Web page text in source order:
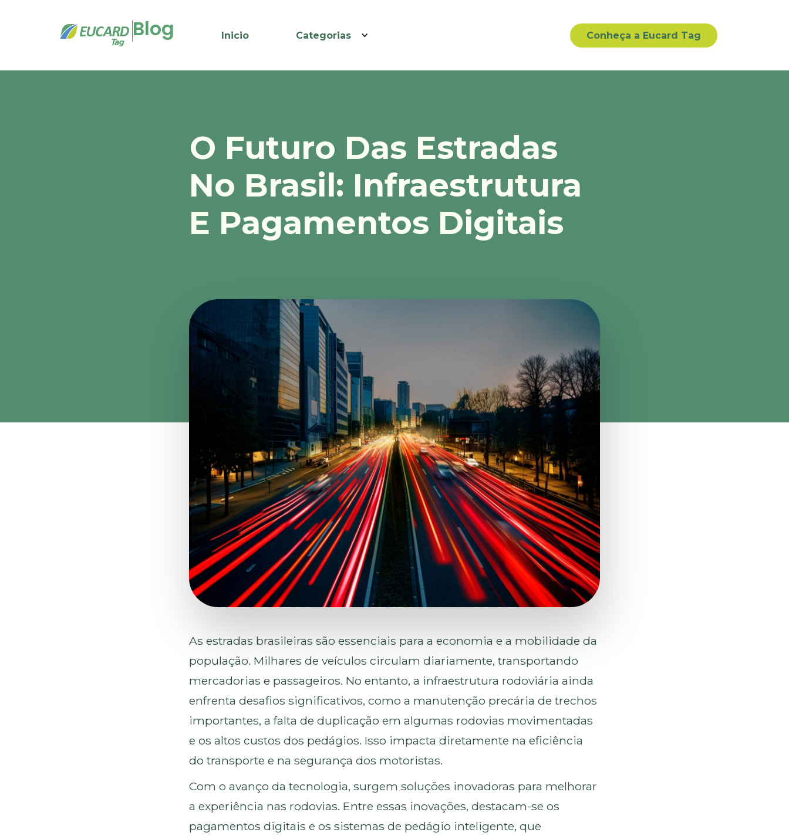
Blog Inicio Categorias Conheça a Eucard Tag
O Futuro Das Estradas
No Brasil: Infraestrutura
E Pagamentos Digitais
As estradas brasileiras são essenciais para a economia e a mobilidade da
população. Milhares de veículos circulam diariamente, transportando
mercadorias e passageiros. No entanto, a infraestrutura rodoviária ainda
enfrenta desafios significativos, como a manutenção precária de trechos
importantes, a falta de duplicação em algumas rodovias movimentadas
e os altos custos dos pedágios. Isso impacta diretamente na eficiência
do transporte e na segurança dos motoristas.
Com o avanço da tecnologia, surgem soluções inovadoras para melhorar
a experiência nas rodovias. Entre essas inovações, destacam-se os
pagamentos digitais e os sistemas de pedágio inteligente, que